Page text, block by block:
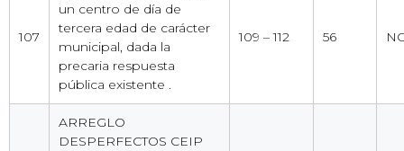
107
un centro de día de
tercera edad de carácter
municipal, dada la
precaria respuesta
pública existente .
109 – 112 56
ARREGLO
DESPERFECTOS CEIP